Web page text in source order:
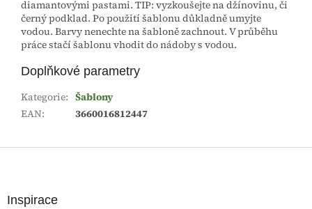
diamantovými pastami. TIP: vyzkoušejte na džínovinu, či
černý podklad. Po použití šablonu důkladně umyjte
vodou. Barvy nenechte na šabloně zachnout. V průběhu
práce stačí šablonu vhodit do nádoby s vodou.
Doplňkové parametry
Kategorie: Šablony
EAN: 3660016812447
Inspirace